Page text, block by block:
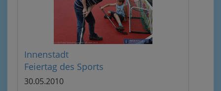
Innenstadt
Feiertag des Sports
30.05.2010